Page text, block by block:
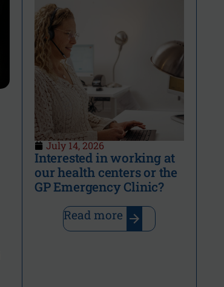
July 14, 2026
Interested in working at
our health centers or the
GP Emergency Clinic?
Read more